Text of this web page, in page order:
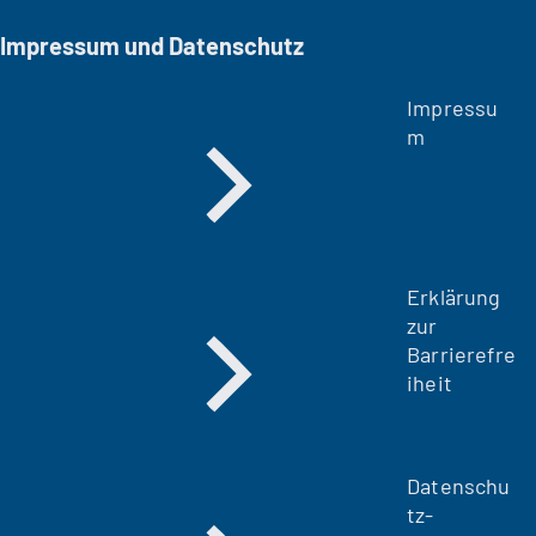
e
Impressum und Datenschutz
Impressu
m
Erklärung
zur
Barrierefre
iheit
Datenschu
tz-